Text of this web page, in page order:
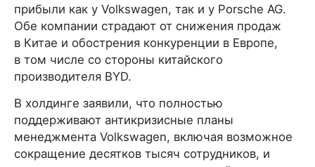
прибыли как у Volkswagen, так и у Porsche AG.
Обе компании страдают от снижения продаж
в Китае и обострения конкуренции в Европе,
в том числе со стороны китайского
производителя BYD.
В холдинге заявили, что полностью
поддерживают антикризисные планы
менеджмента Volkswagen, включая возможное
сокращение десятков тысяч сотрудников, и